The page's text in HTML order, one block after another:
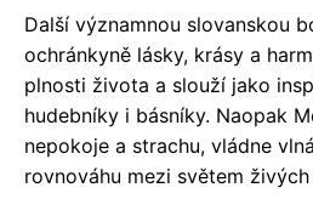
Další významnou slovanskou
ochránkyně lásky, krásy a
plnosti života a slouží jako
hudebníky i básníky. Naopak
nepokoje a strachu, vládne
rovnováhu mezi světem